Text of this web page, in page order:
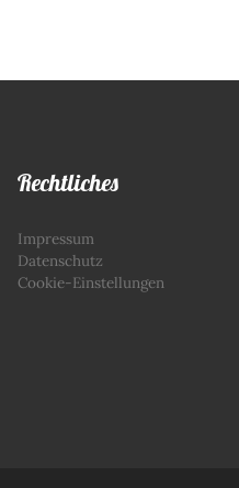
Rechtliches
Impressum
Datenschutz
Cookie-Einstellungen